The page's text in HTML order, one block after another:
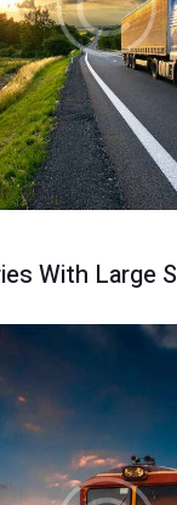
With Large